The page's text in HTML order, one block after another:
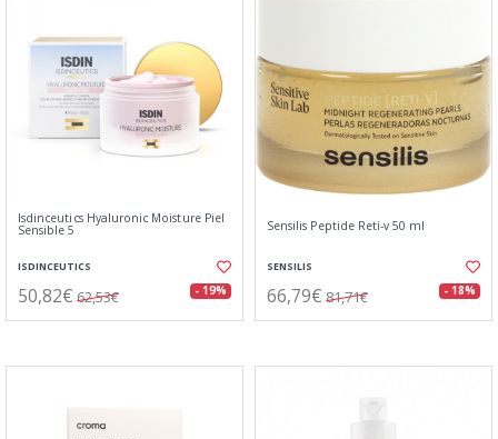
Isdinceutics Hyaluronic Moisture Piel
Sensible 5
ISDINCEUTICS
50,82€ 62,53€ - 19%
Sensilis Peptide Reti-v 50 ml
SENSILIS
66,79€ 81,71€ - 18%